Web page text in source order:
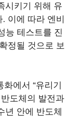
시키기 위해 유
이에 따라 엔비
능 테스트를 진
정될 것으로 보
에서 “유리기
도체의 발전과
년 안에 반도체